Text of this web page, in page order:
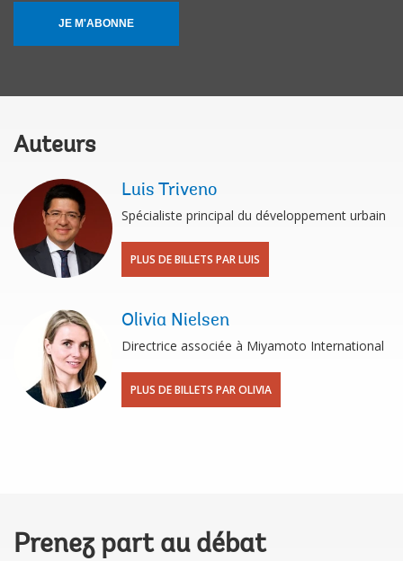
JE M'ABONNE
Auteurs
Luis Triveno
Spécialiste principal du développement urbain
PLUS DE BILLETS PAR LUIS
Olivia Nielsen
Directrice associée à Miyamoto International
PLUS DE BILLETS PAR OLIVIA
Prenez part au débat